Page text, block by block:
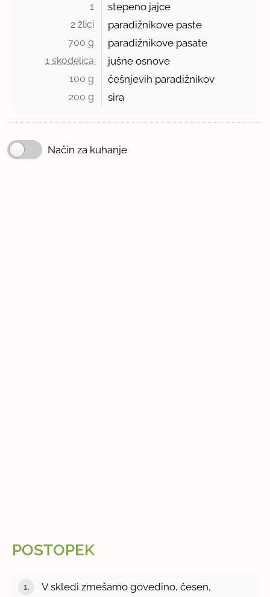
1 stepeno jajce
2 žlici paradižnikove paste
700 g paradižnikove pasate
1 skodelica jušne osnove
100 g češnjevih paradižnikov
200 g sira
Način za kuhanje
POSTOPEK
V skledi zmešamo govedino, česen,